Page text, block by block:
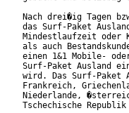
Nach drei�ig Tagen
das Surf-Paket
Mindestlaufzeit oder
als auch
einen 1&1 Mobile-
Surf-Paket Ausland
wird. Das Surf-Paket
Frankreich,
Niederlande,
Tschechische Republik